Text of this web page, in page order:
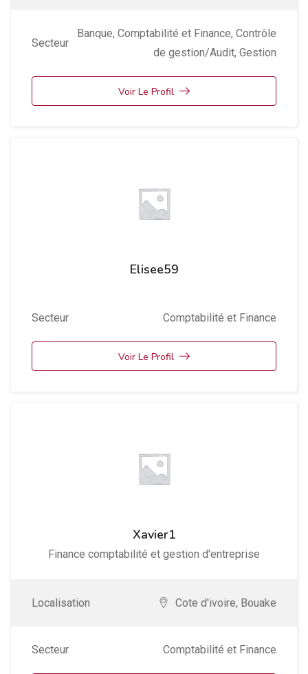
Secteur
Banque, Comptabilité et Finance, Contrôle
de gestion/Audit, Gestion
Voir Le Profil
Elisee59
Secteur Comptabilité et Finance
Voir Le Profil
Xavier1
Finance comptabilité et gestion d'entreprise
Localisation Cote d'ivoire, Bouake
Secteur Comptabilité et Finance